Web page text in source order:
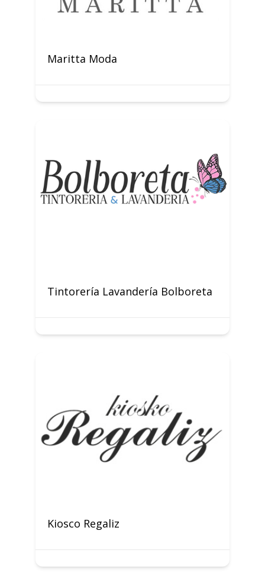
Maritta Moda
Tintorería Lavandería Bolboreta
Kiosco Regaliz